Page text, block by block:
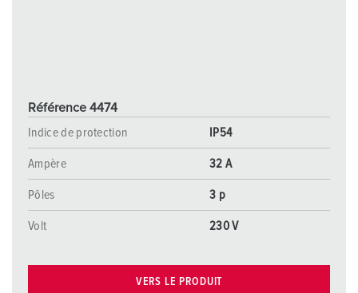
Référence 4474
Indice de protection
IP54
Ampère 32 A
Pôles 3 p
Volt 230 V
VERS LE PRODUIT